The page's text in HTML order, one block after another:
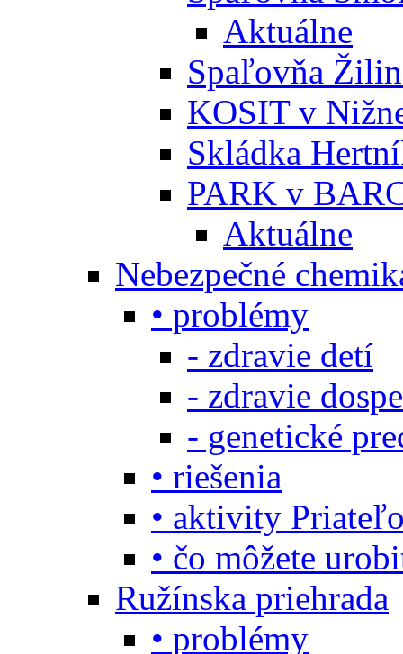
Aktuálne
Spaľovňa
KOSIT v
Skládka
PARK v
Aktuálne
Nebezpečné
• problémy
- zdravie detí
- zdravie
- genetické
• riešenia
• aktivity
• čo môžete
Ružínska priehrada
• problémy